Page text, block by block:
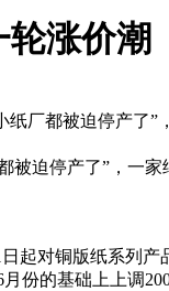
涨价潮
厂都被迫停产了
停产了”，一
铜版纸系列产
份的基础上上调